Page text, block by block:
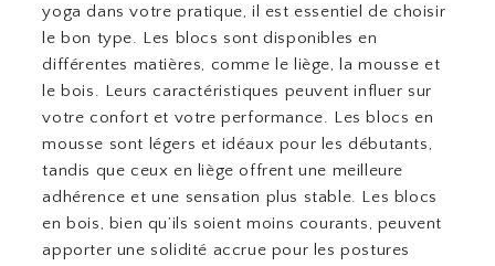
yoga dans votre pratique, il est essentiel de choisir
le bon type. Les blocs sont disponibles en
différentes matières, comme le liège, la mousse et
le bois. Leurs caractéristiques peuvent influer sur
votre confort et votre performance. Les blocs en
mousse sont légers et idéaux pour les débutants,
tandis que ceux en liège offrent une meilleure
adhérence et une sensation plus stable. Les blocs
en bois, bien qu’ils soient moins courants, peuvent
apporter une solidité accrue pour les postures